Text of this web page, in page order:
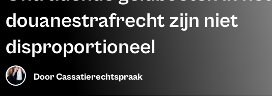
douanestrafrecht zijn niet
disproportioneel
DoorCassatierechtspraak